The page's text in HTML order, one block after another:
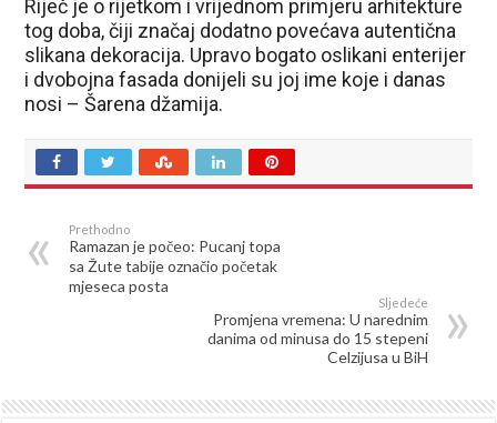
Riječ je o rijetkom i vrijednom primjeru arhitekture
tog doba, čiji značaj dodatno povećava autentična
slikana dekoracija. Upravo bogato oslikani enterijer
i dvobojna fasada donijeli su joj ime koje i danas
nosi – Šarena džamija.
Prethodno
Ramazan je počeo: Pucanj topa
sa Žute tabije označio početak
mjeseca posta
Sljedeće
Promjena vremena: U narednim
danima od minusa do 15 stepeni
Celzijusa u BiH